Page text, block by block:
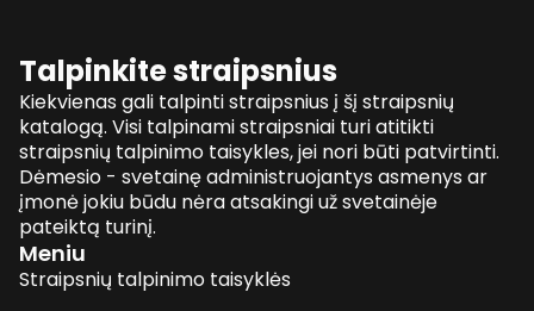
Talpinkite straipsnius
Kiekvienas gali talpinti straipsnius į šį straipsnių
katalogą. Visi talpinami straipsniai turi atitikti
straipsnių talpinimo taisykles, jei nori būti patvirtinti.
Dėmesio - svetainę administruojantys asmenys ar
įmonė jokiu būdu nėra atsakingi už svetainėje
pateiktą turinį.
Meniu
Straipsnių talpinimo taisyklės